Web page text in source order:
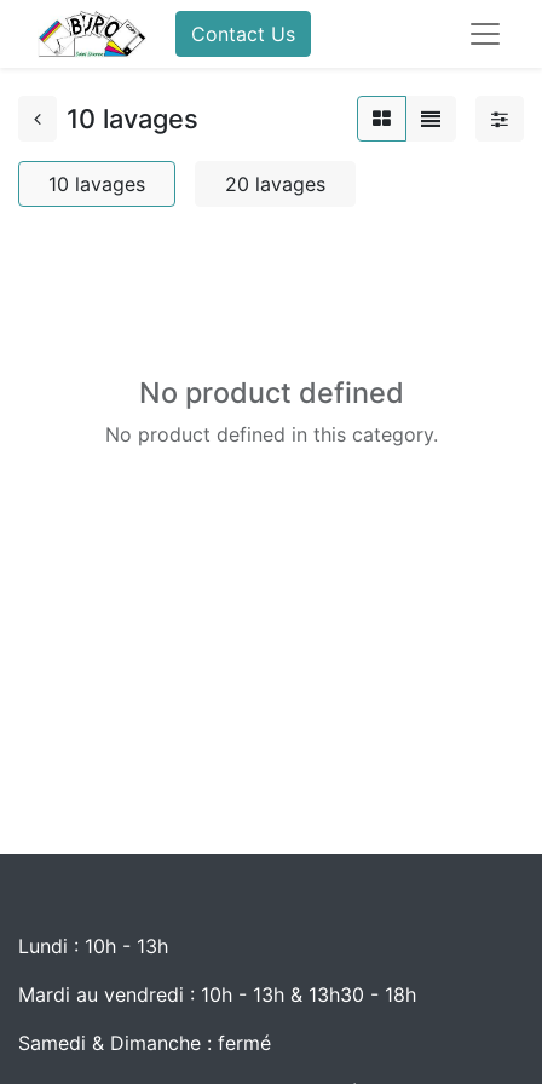
Contact Us
10 lavages
10 lavages 20 lavages
No product defined
No product defined in this category.
Lundi : 10h - 13h
Mardi au vendredi : 10h - 13h & 13h30 - 18h
Samedi & Dimanche : fermé